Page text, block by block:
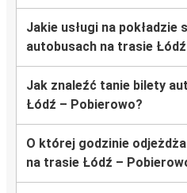
Jakie usługi na pokładzie
autobusach na trasie
Jak znaleźć tanie bilety
Łódź – Pobierowo?
O której godzinie
na trasie Łódź –